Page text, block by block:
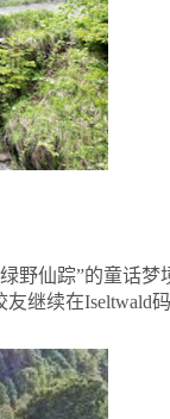
野仙踪”的童话梦
继续在Iseltwald